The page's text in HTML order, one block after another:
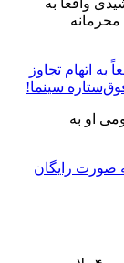
اتهام تجاوز
سینما!
صورت رایگان